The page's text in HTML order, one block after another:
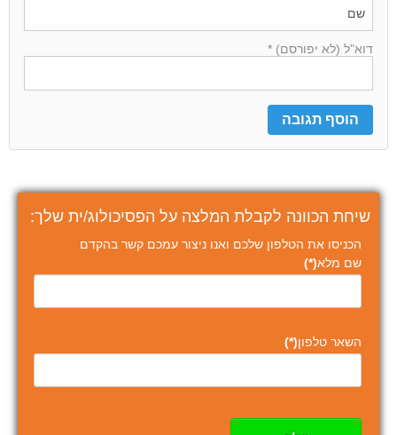
דוא"ל (לא יפורסם) *
שיחת הכוונה לקבלת המלצה על הפסיכולוג/ית שלך:
הכניסו את הטלפון שלכם ואנו ניצור עמכם קשר בהקדם
שם מלא(*)
השאר טלפון(*)